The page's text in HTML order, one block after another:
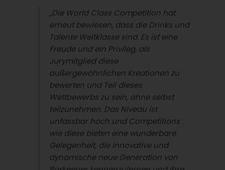
„Die World Class Competition hat
erneut bewiesen, dass die Drinks und
Talente Weltklasse sind. Es ist eine
Freude und ein Privileg, als
Jurymitglied diese
außergewöhnlichen Kreationen zu
bewerten und Teil dieses
Wettbewerbs zu sein, ohne selbst
teilzunehmen. Das Niveau ist
unfassbar hoch und Competitions
wie diese bieten eine wunderbare
Gelegenheit, die innovative und
dynamische neue Generation von